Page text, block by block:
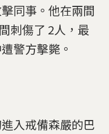
同事。他在兩間
刺傷了 2人，最
警方擊斃。
入戒備森嚴的巴